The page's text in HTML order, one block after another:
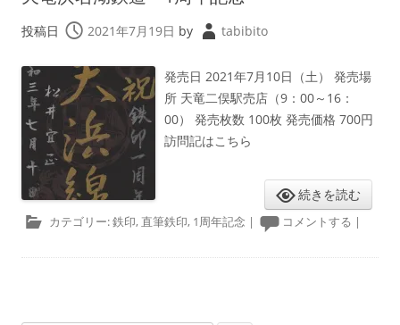
投稿日 2021年7月19日 by tabibito
発売日 2021年7月10日（土） 発売場
所 天竜二俣駅売店（9：00～16：
00） 発売枚数 100枚 発売価格 700円
訪問記はこちら
続きを読む
カテゴリー:鉄印, 直筆鉄印, 1周年記念 | コメントする |